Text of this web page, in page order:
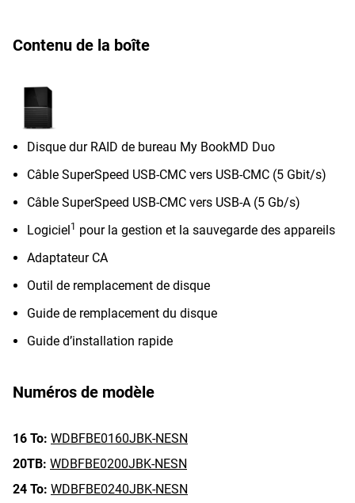
Contenu de la boîte
Disque dur RAID de bureau My BookMD Duo
Câble SuperSpeed USB-CMC vers USB-CMC (5 Gbit/s)
Câble SuperSpeed USB-CMC vers USB-A (5 Gb/s)
Logiciel1
pour la gestion et la sauvegarde des appareils
Adaptateur CA
Outil de remplacement de disque
Guide de remplacement du disque
Guide d’installation rapide
Numéros de modèle
16 To: WDBFBE0160JBK-NESN
20TB: WDBFBE0200JBK-NESN
24 To: WDBFBE0240JBK-NESN